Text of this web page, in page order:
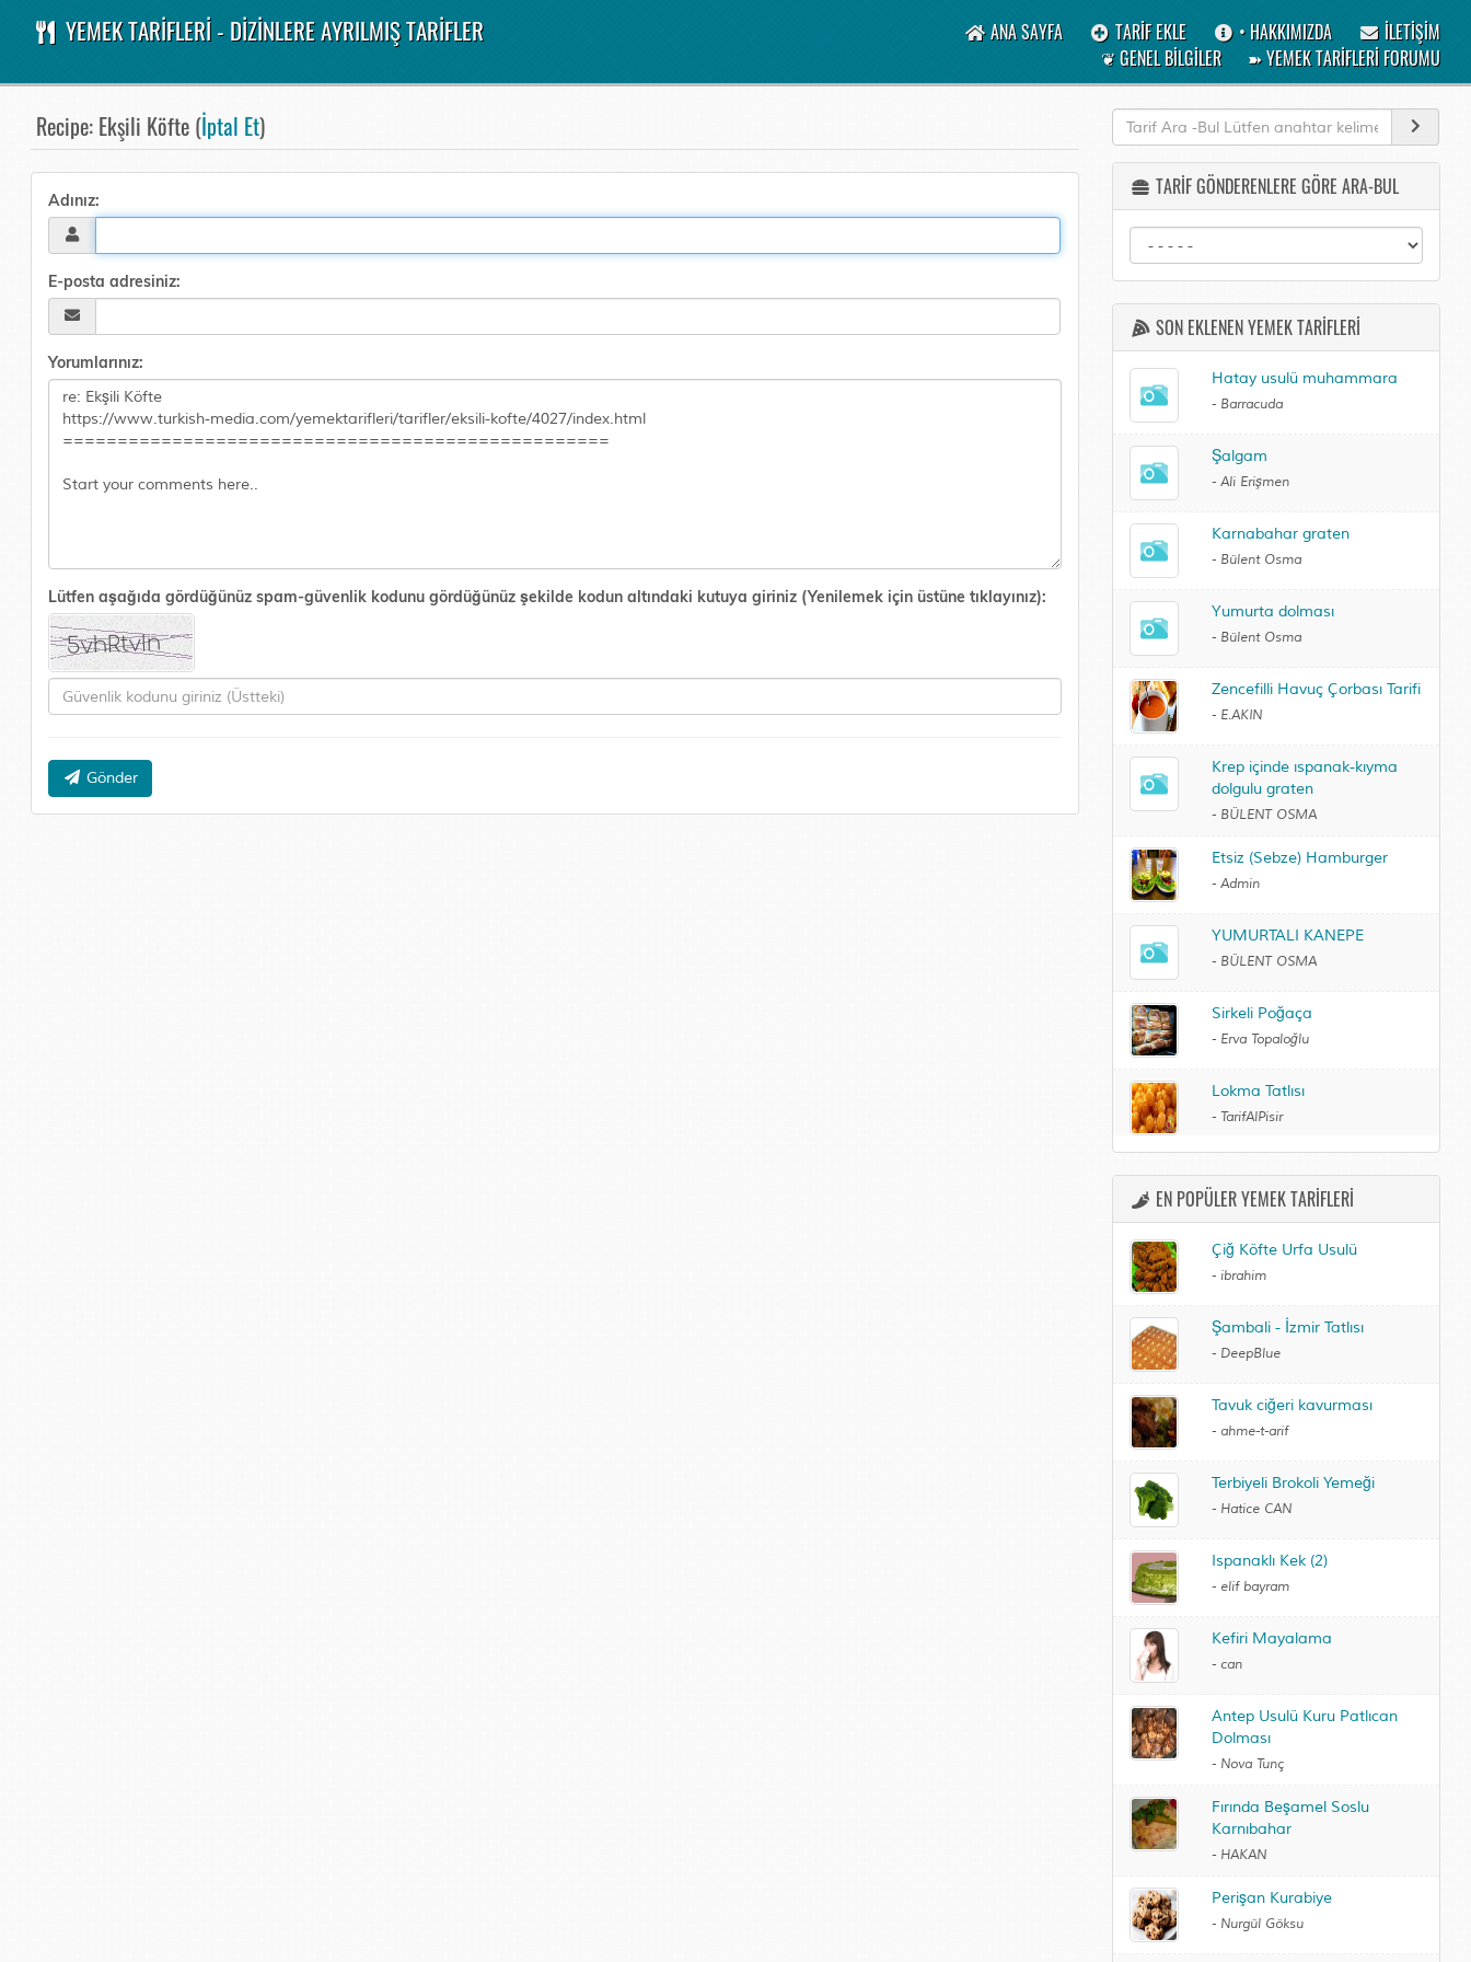
YEMEK TARİFLERİ - DİZİNLERE AYRILMIŞ TARİFLER ANA SAYFA TARİF EKLE • HAKKIMIZDA
İLETİŞİM
❦ GENEL BİLGİLER
➽ YEMEK TARİFLERİ FORUMU
Recipe: Ekşili Köfte (İptal Et)
Adınız:
E-posta adresiniz:
Yorumlarınız:
Lütfen aşağıda gördüğünüz spam-güvenlik kodunu gördüğünüz şekilde kodun altındaki kutuya giriniz (Yenilemek için üstüne tıklayınız):
Gönder
TARİF GÖNDERENLERE GÖRE ARA-BUL
SON EKLENEN YEMEK TARİFLERİ
Hatay usulü muhammara
- Barracuda
Şalgam
- Ali Erişmen
Karnabahar graten
- Bülent Osma
Yumurta dolması
- Bülent Osma
Zencefilli Havuç Çorbası Tarifi
- E.AKIN
Krep içinde ıspanak-kıyma
dolgulu graten
- BÜLENT OSMA
Etsiz (Sebze) Hamburger
- Admin
YUMURTALI KANEPE
- BÜLENT OSMA
Sirkeli Poğaça
- Erva Topaloğlu
Lokma Tatlısı
- TarifAlPisir
EN POPÜLER YEMEK TARİFLERİ
Çiğ Köfte Urfa Usulü
- ibrahim
Şambali - İzmir Tatlısı
- DeepBlue
Tavuk ciğeri kavurması
- ahme-t-arif
Terbiyeli Brokoli Yemeği
- Hatice CAN
Ispanaklı Kek (2)
- elif bayram
Kefiri Mayalama
- can
Antep Usulü Kuru Patlıcan
Dolması
- Nova Tunç
Fırında Beşamel Soslu
Karnıbahar
- HAKAN
Perişan Kurabiye
- Nurgül Göksu